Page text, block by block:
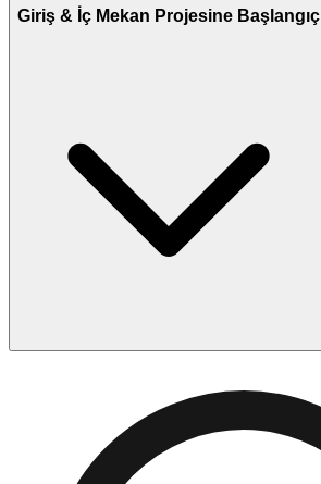
Giriş & İç Mekan Projesine Başlangıç